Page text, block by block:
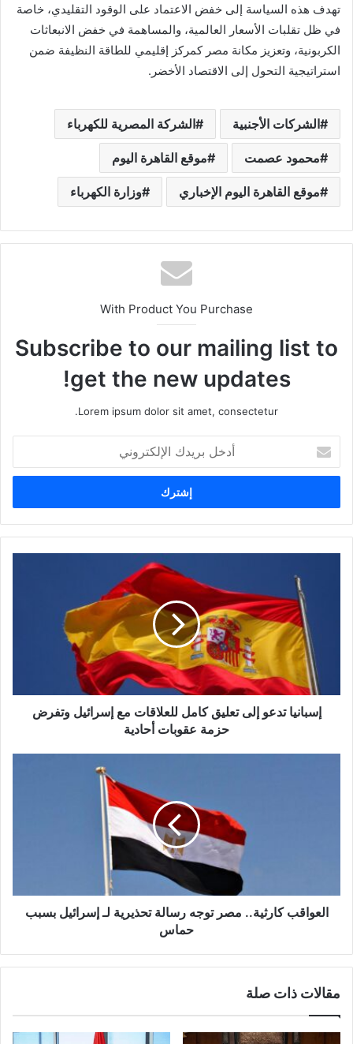
تهدف هذه السياسة إلى خفض الاعتماد على الوقود التقليدي، خاصة
في ظل تقلبات الأسعار العالمية، والمساهمة في خفض الانبعاثات
الكربونية، وتعزيز مكانة مصر كمركز إقليمي للطاقة النظيفة ضمن
استراتيجية التحول إلى الاقتصاد الأخضر.
الشركات الأجنبية الشركة المصرية للكهرباء
محمود عصمت موقع القاهرة اليوم
موقع القاهرة اليوم الإخباري وزارة الكهرباء
With Product You Purchase
Subscribe to our mailing list to
get the new updates!
Lorem ipsum dolor sit amet, consectetur.
خ
ب
ر
إسبانيا تدعو إلى تعليق كامل للعلاقات مع إسرائيل وتفرض
حزمة عقوبات أحادية
العواقب كارثية.. مصر توجه رسالة تحذيرية لـ إسرائيل بسبب
حماس
مقالات ذات صلة